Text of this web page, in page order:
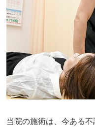
当院の施術は、今ある不